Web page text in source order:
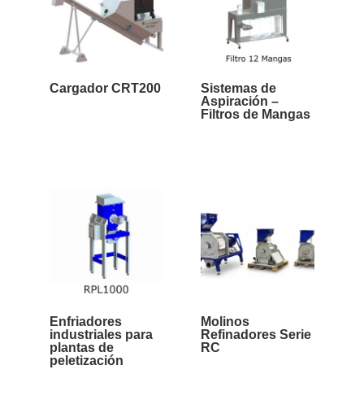
Cargador CRT200
Sistemas de
Aspiración –
Filtros de Mangas
Enfriadores
industriales para
plantas de
peletización
Molinos
Refinadores Serie
RC